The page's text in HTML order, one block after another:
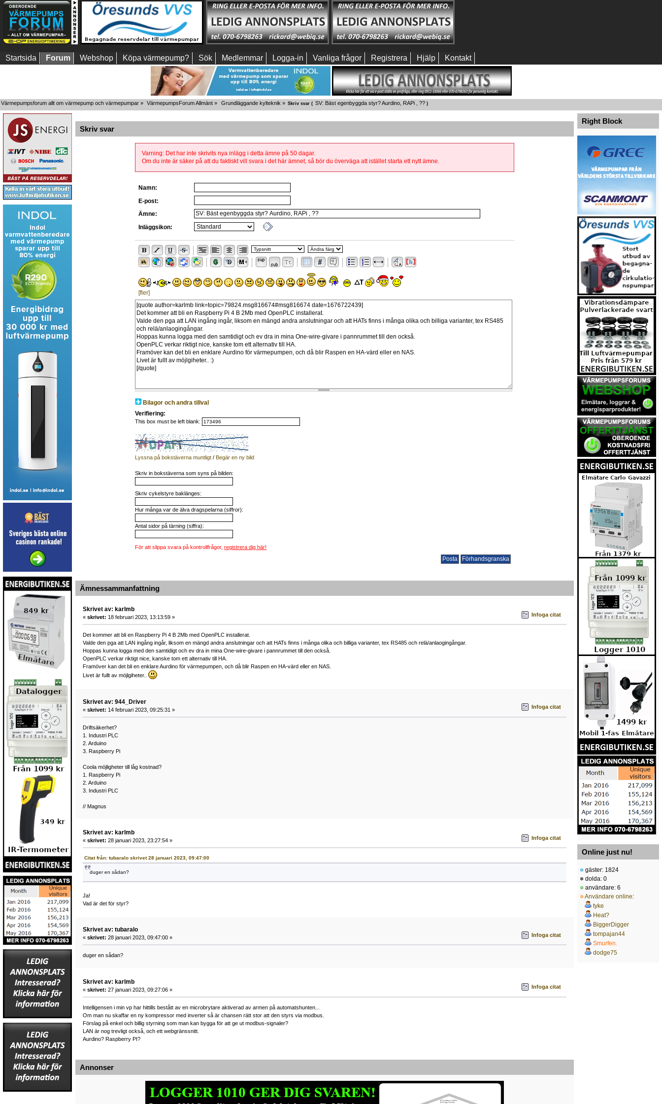
Startsida Forum Webshop Köpa värmepump? Sök Medlemmar Logga-in Vanliga frågor Registrera Hjälp Kontakt
Värmepumpsforum allt om värmepump och värmepumpar » VärmepumpsForum Allmänt » Grundläggande kylteknik » Skriv svar ( SV: Bäst egenbyggda styr? Aurdino, RAPi , ??)
Skriv svar
Varning: Det har inte skrivits nya inlägg i detta ämne på 50 dagar.
Om du inte är säker på att du faktiskt vill svara i det här ämnet, så bör du överväga att istället starta ett nytt ämne.
Namn:
E-post:
Ämne:
Inläggsikon:
[fler]
Bilagor och andra tillval
Verifiering:
This box must be left blank:
Lyssna på bokstäverna muntligt /Begär en ny bild
Skriv in bokstäverna som syns på bilden:
Skriv cykelstyre baklänges:
Hur många var de älva dragspelarna (siffror):
Antal sidor på tärning (siffra):
För att slippa svara på kontrollfrågor,registrera dig här!
Ämnessammanfattning
Skrivet av: karlmb
« skrivet: 18 februari 2023, 13:13:59 » Infoga citat
Det kommer att bli en Raspberry Pi 4 B 2Mb med OpenPLC installerat.
Valde den pga att LAN ingång ingår, liksom en mängd andra anslutningar och att HATs finns i många olika och billiga varianter, tex RS485 och relä/anlaogingångar.
Hoppas kunna logga med den samtidigt och ev dra in mina One-wire-givare i pannrummet till den också.
OpenPLC verkar riktigt nice, kanske tom ett alternativ till HA.
Framöver kan det bli en enklare Aurdino för värmepumpen, och då blir Raspen en HA-värd eller en NAS.
Livet är fullt av möjlgiheter..
Skrivet av: 944_Driver
« skrivet: 14 februari 2023, 09:25:31 » Infoga citat
Driftsäkerhet?
1. Industri PLC
2. Arduino
3. Raspberry Pi
Coola möjligheter till låg kostnad?
1. Raspberry Pi
2. Arduino
3. Industri PLC
// Magnus
Skrivet av: karlmb
« skrivet: 28 januari 2023, 23:27:54 » Infoga citat
Citat från: tubaralo skrivet 28 januari 2023, 09:47:00
duger en sådan?
Ja!
Vad är det för styr?
Skrivet av: tubaralo
« skrivet: 28 januari 2023, 09:47:00 » Infoga citat
duger en sådan?
Skrivet av: karlmb
« skrivet: 27 januari 2023, 09:27:06 » Infoga citat
Intelligensen i min vp har hittills bestått av en microbrytare aktiverad av armen på automatshunten...
Om man nu skaffar en ny kompressor med inverter så är chansen rätt stor att den styrs via modbus.
Förslag på enkel och billig styrning som man kan bygga för att ge ut modbus-signaler?
LAN är nog trevligt också, och ett webgränssnitt.
Aurdino? Raspberry PI?
Annonser
Right Block
Online just nu!
gäster: 1824
dolda: 0
användare: 6
Användare online:
tyke
Heat?
BiggerDigger
tompajan44
Smurfen.
dodge75